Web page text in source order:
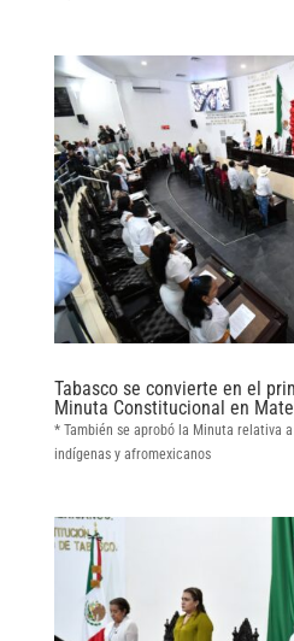
Tabasco se convierte en el
Minuta Constitucional en
* También se aprobó la Minuta relativa
indígenas y afromexicanos